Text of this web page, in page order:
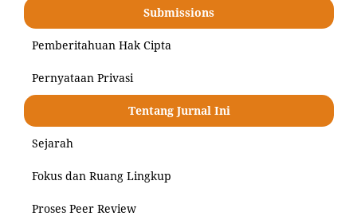
Submissions
Pemberitahuan Hak Cipta
Pernyataan Privasi
Tentang Jurnal Ini
Sejarah
Fokus dan Ruang Lingkup
Proses Peer Review